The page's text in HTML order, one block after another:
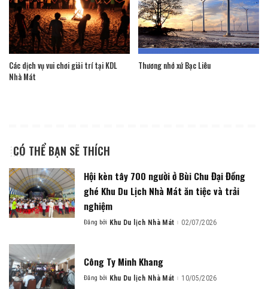
Các dịch vụ vui chơi giải trí tại KDL
Nhà Mát
Thương nhớ xứ Bạc Liêu
CÓ THỂ BẠN SẼ THÍCH
Hội kèn tây 700 người ở Bùi Chu Đại Đồng
ghé Khu Du Lịch Nhà Mát ăn tiệc và trải
nghiệm
Posted
Đăng bởi Khu Du lịch Nhà Mát 02/07/2026
Công Ty Minh Khang
Posted
Đăng bởi Khu Du lịch Nhà Mát 10/05/2026